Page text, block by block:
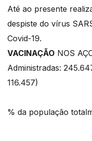
Até ao presente
despiste do vírus
Covid-19.
VACINAÇÃO NOS
Administradas:
116.457)
% da população